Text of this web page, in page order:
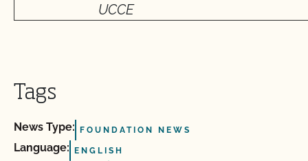
UCCE
Tags
News Type: FOUNDATION NEWS
Language: ENGLISH